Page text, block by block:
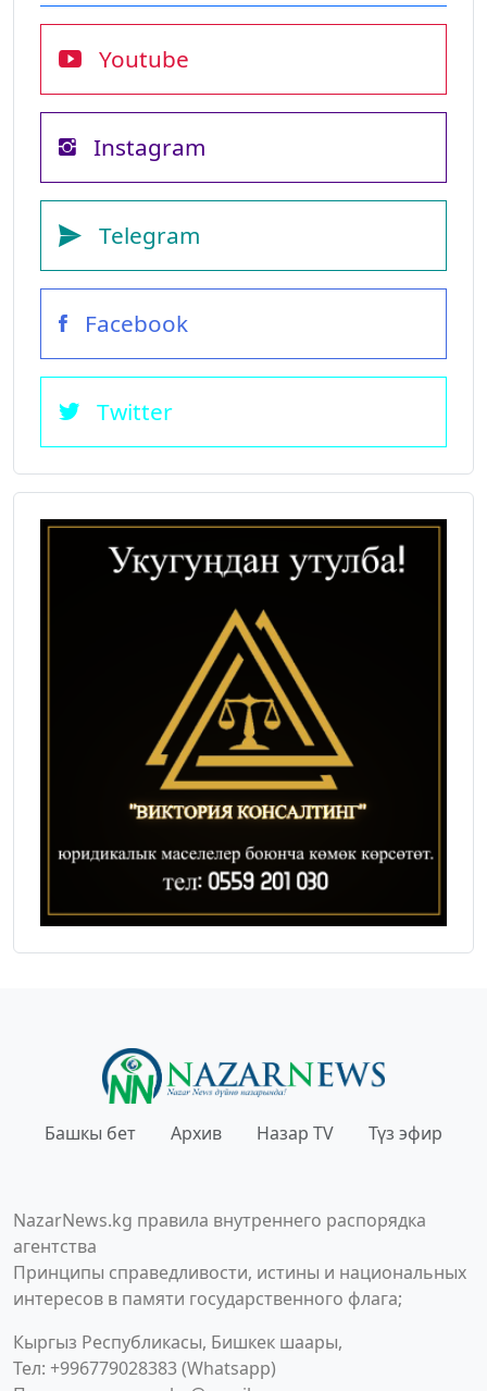
Youtube
Instagram
Telegram
Facebook
Twitter
Башкы бет Архив Назар TV Түз эфир
NazarNews.kg правила внутреннего распорядка
агентства
Принципы справедливости, истины и национальных
интересов в памяти государственного флага;
Кыргыз Республикасы, Бишкек шаары,
Тел: +996779028383 (Whatsapp)